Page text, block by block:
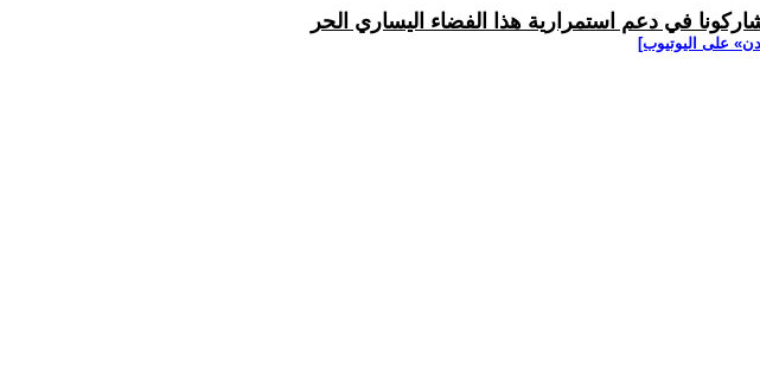
في دعم استمرارية هذا الفضاء اليساري الحر
على اليوتيوب]